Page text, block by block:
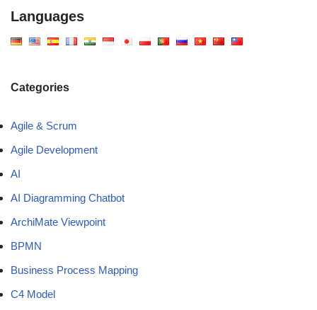
Languages
Categories
Agile & Scrum
Agile Development
AI
AI Diagramming Chatbot
ArchiMate Viewpoint
BPMN
Business Process Mapping
C4 Model